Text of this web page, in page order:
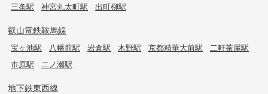
三条駅 神宮丸太町駅 出町柳駅
叡山電鉄鞍馬線
宝ヶ池駅 八幡前駅 岩倉駅 木野駅 京都精華大前駅
二軒茶屋駅
市原駅
二ノ瀬駅
地下鉄東西線